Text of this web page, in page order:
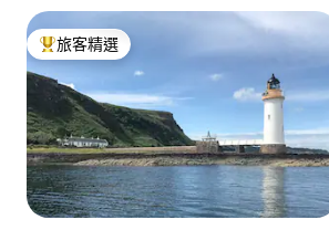
旅客精選榜首
旅客精選